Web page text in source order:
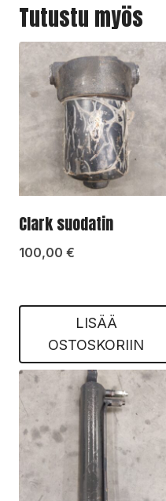
Tutustu myös
Clark suodatin
100,00 €
LISÄÄ
OSTOSKORIIN